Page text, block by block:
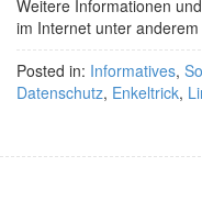
Weitere Informationen
im Internet unter
Posted in: Informatives,
Datenschutz, Enkeltrick,